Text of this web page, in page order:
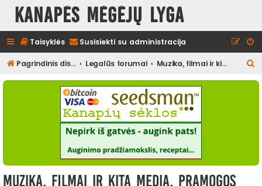
Kanapės mėgėjų lyga
Taisyklės Susisiekti su administracija
Pagrindinis diskusijų puslapis Legalūs forumai Muzika, filmai ir kita media, pramogos
e
Muzika, filmai ir kita media, pramogos